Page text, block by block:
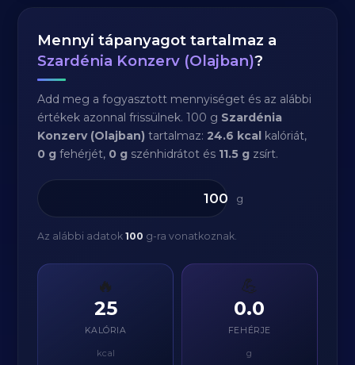
Mennyi tápanyagot tartalmaz a
Szardénia Konzerv (Olajban)?
Add meg a fogyasztott mennyiséget és az alábbi
értékek azonnal frissülnek. 100 g Szardénia
Konzerv (Olajban) tartalmaz:24.6 kcal kalóriát,
0 g fehérjét, 0 g szénhidrátot és 11.5 g zsírt.
g
Az alábbi adatok100 g-ra vonatkoznak.
🔥
25
KALÓRIA
kcal
💪
0.0
FEHÉRJE
g